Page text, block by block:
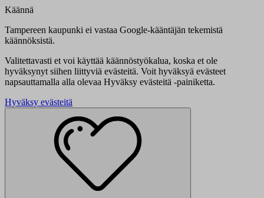
Käännä
Tampereen kaupunki ei vastaa Google-kääntäjän tekemistä
käännöksistä.
Valitettavasti et voi käyttää käännöstyökalua, koska et ole
hyväksynyt siihen liittyviä evästeitä. Voit hyväksyä evästeet
napsauttamalla alla olevaa Hyväksy evästeitä -painiketta.
Hyväksy evästeitä